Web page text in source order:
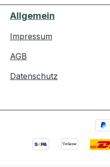
Allgemein
Impressum
AGB
Datenschutz